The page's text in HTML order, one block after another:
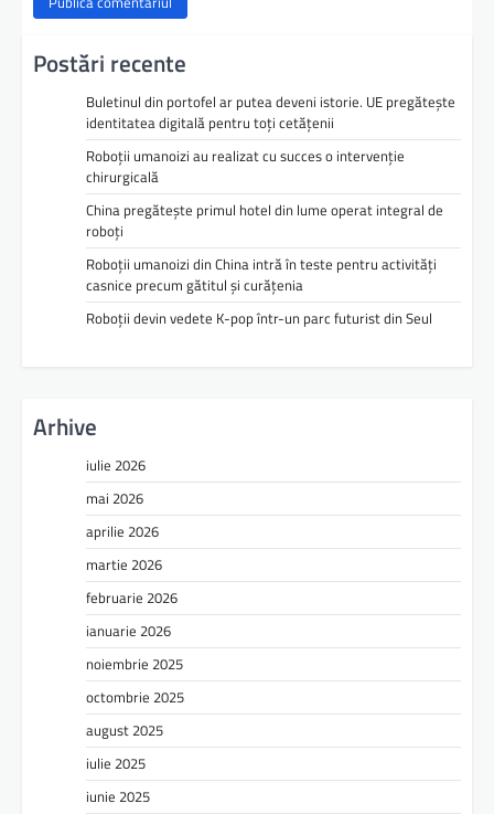
Postări recente
Buletinul din portofel ar putea deveni istorie. UE pregătește
identitatea digitală pentru toți cetățenii
Roboții umanoizi au realizat cu succes o intervenție
chirurgicală
China pregătește primul hotel din lume operat integral de
roboți
Roboții umanoizi din China intră în teste pentru activități
casnice precum gătitul și curățenia
Roboții devin vedete K-pop într-un parc futurist din Seul
Arhive
iulie 2026
mai 2026
aprilie 2026
martie 2026
februarie 2026
ianuarie 2026
noiembrie 2025
octombrie 2025
august 2025
iulie 2025
iunie 2025